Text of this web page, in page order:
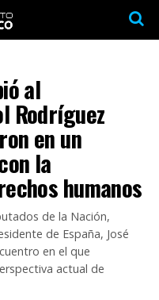
al
Rodríguez
en un
la
humanos
de la Nación,
de España, José
en el que
actual de